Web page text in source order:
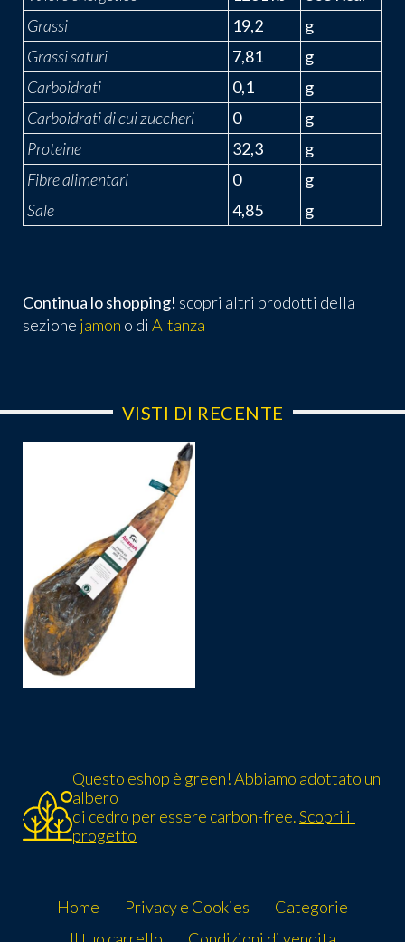
Grassi
19,2
g
Grassi saturi
7,81
g
Carboidrati
0,1
g
Carboidrati di cui zuccheri
0
g
Proteine
32,3
g
Fibre alimentari
0
g
Sale
4,85 g
Continua lo shopping! scopri altri prodotti della
sezione jamon o di Altanza
VISTI DI RECENTE
Questo eshop è green! Abbiamo adottato un
albero
di cedro per essere carbon-free.Scopri il
progetto
Home Privacy e Cookies
Categorie